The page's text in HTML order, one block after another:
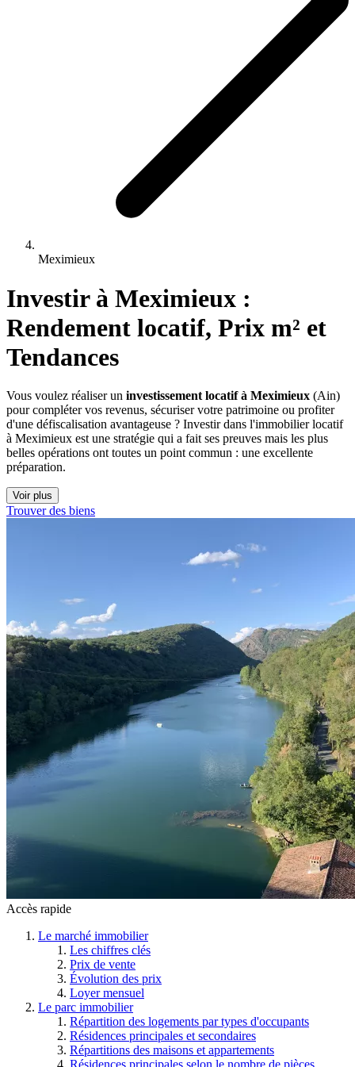
Meximieux
Investir à Meximieux :
Rendement locatif, Prix m² et
Tendances
Vous voulez réaliser un investissement locatif à Meximieux (Ain)
pour compléter vos revenus, sécuriser votre patrimoine ou profiter
d'une défiscalisation avantageuse ? Investir dans l'immobilier locatif
à Meximieux est une stratégie qui a fait ses preuves mais les plus
belles opérations ont toutes un point commun : une excellente
préparation.
Voir plus
Trouver des biens
Accès rapide
Le marché immobilier
Les chiffres clés
Prix de vente
Évolution des prix
Loyer mensuel
Le parc immobilier
Répartition des logements par types d'occupants
Résidences principales et secondaires
Répartitions des maisons et appartements
Résidences principales selon le nombre de pièces